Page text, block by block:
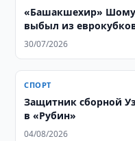
«Башакшехир»
выбыл из
30/07/2026
СПОРТ
Защитник сборной
в «Рубин»
04/08/2026